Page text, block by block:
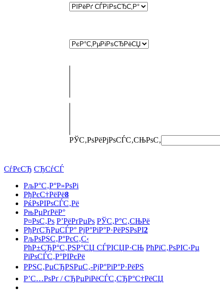
РЎС‚РѕРёРјРѕСЃС‚СЊРѕС‚
СѓРєСЂ СЂСѓСЃ
РљР°С‚Р°Р»РѕРі
РђРєС†РёРё8
РќРѕРІРѕСЃС‚Рё
РњРµРґРёР°
Р¤РѕС‚Рѕ Р’РёРґРµРѕ РЎС‚Р°С‚СЊРё
РђРґСЂРµСЃР° РјР°РіР°Р·РёРЅРѕРІ2
РљРѕРЅС‚Р°РєС‚С‹
РћР±СЂР°С‚РЅР°СЏ СЃРІСЏР·СЊ РћРїС‚РѕРІС‹Рµ
РїРѕСЃС‚Р°РІРєРё
РРЅС‚РµСЂРЅРµС‚-РјР°РіР°Р·РёРЅ
Р’С…РѕРґ / СЂРµРіРёСЃС‚СЂР°С†РёСЏ